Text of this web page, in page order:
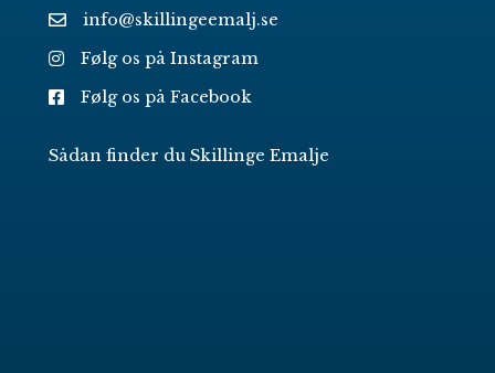
info@skillingeemalj.se
Følg os på Instagram
Følg os på Facebook
Sådan finder du Skillinge Emalje